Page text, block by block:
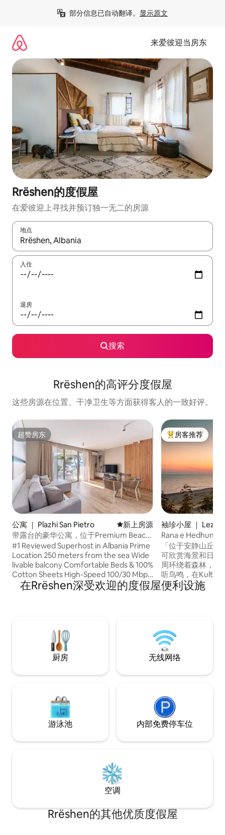
部分信息已自动翻译。 显示原文
来爱彼迎当房东
Rrëshen的度假屋
在爱彼迎上寻找并预订独一无二的房源
地点
如有搜索结果，请使用上下方向键查看，或通过点击或滑动手势
入住
退房
搜索
Rrëshen的高评分度假屋
这些房源在位置、干净卫生等方面获得客人的一致好评。
超赞房东
超赞房东
公寓 ｜ Plazhi San Pietro 新房源
新上房源
带露台的豪华公寓，位于Premium Beach
Resort A3
#1 Reviewed Superhost in Albania Prime
Location 250 meters from the sea Wide
livable balcony Comfortable Beds & 100%
Cotton Sheets High-Speed 100/30 Mbps
Business WiFi Large 4k TV with
International Channels Netflix, Amazon
Coffee, Tea, Olive Oil & Spices Free
Weekly Cleanings and linen change
热门「房客推荐」
房客推荐
袖珍小屋 ｜ Lezhë
Rana e Hedhun
「位于安静山丘
可欣赏海景和日落美景。 简单
周环绕着森林，完
听鸟鸣，在Kult海
鲜，或在附近划皮划艇。 房
客、灵活性而闻
的自然体验！
在Rrëshen深受欢迎的度假屋便利设施
厨房 无线网络
游泳池 内部免费停车位
空调
Rrëshen的其他优质度假屋